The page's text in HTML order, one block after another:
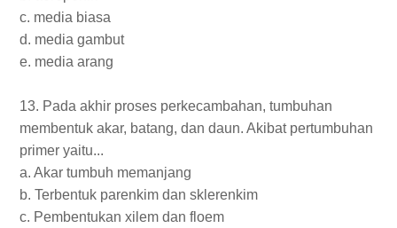
c. media biasa
d. media gambut
e. media arang
13. Pada akhir proses perkecambahan, tumbuhan
membentuk akar, batang, dan daun. Akibat pertumbuhan
primer yaitu...
a. Akar tumbuh memanjang
b. Terbentuk parenkim dan sklerenkim
c. Pembentukan xilem dan floem